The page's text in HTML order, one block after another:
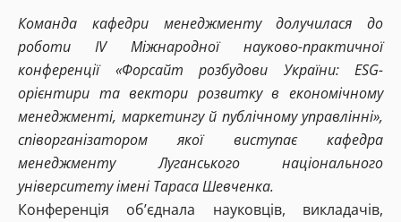
Команда кафедри менеджменту долучилася до
роботи IV Міжнародної науково-практичної
конференції «Форсайт розбудови України: ESG-
орієнтири та вектори розвитку в економічному
менеджменті, маркетингу й публічному управлінні»,
співорганізатором якої виступає кафедра
менеджменту Луганського національного
університету імені Тараса Шевченка.
Конференція об’єднала науковців, викладачів,